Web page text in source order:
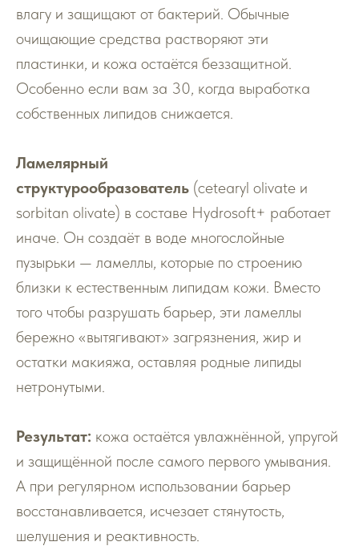
влагу и защищают от бактерий. Обычные
очищающие средства растворяют эти
пластинки, и кожа остаётся беззащитной.
Особенно если вам за 30, когда выработка
собственных липидов снижается.
Ламелярный
структурообразователь (cetearyl olivate и
sorbitan olivate) в составе Hydrosoft+ работает
иначе. Он создаёт в воде многослойные
пузырьки — ламеллы, которые по строению
близки к естественным липидам кожи. Вместо
того чтобы разрушать барьер, эти ламеллы
бережно «вытягивают» загрязнения, жир и
остатки макияжа, оставляя родные липиды
нетронутыми.
Результат: кожа остаётся увлажнённой, упругой
и защищённой после самого первого умывания.
А при регулярном использовании барьер
восстанавливается, исчезает стянутость,
шелушения и реактивность.